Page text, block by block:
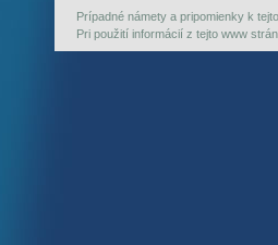
Prípadné námety a pripomienky k
Pri použití informácií z tejto www